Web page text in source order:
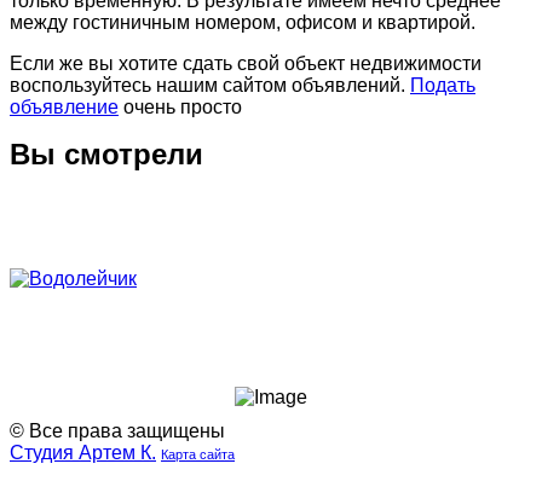
между гостиничным номером, офисом и квартирой.
Если же вы хотите сдать свой объект недвижимости
воспользуйтесь нашим сайтом объявлений. Подать
объявление очень просто
Вы смотрели
© Все права защищены
Студия Артем К. Карта сайта